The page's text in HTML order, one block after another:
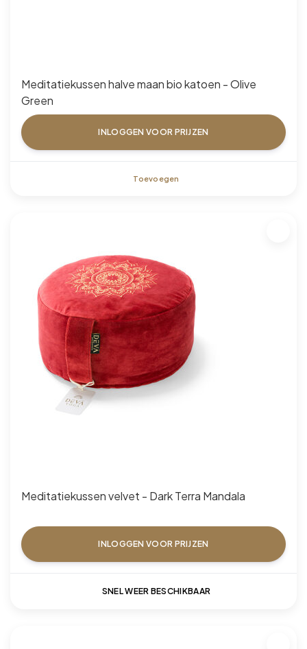
Meditatiekussen halve maan bio katoen - Olive
Green
INLOGGEN VOOR PRIJZEN
Toevoegen
Meditatiekussen velvet - Dark Terra Mandala
INLOGGEN VOOR PRIJZEN
SNEL WEER BESCHIKBAAR